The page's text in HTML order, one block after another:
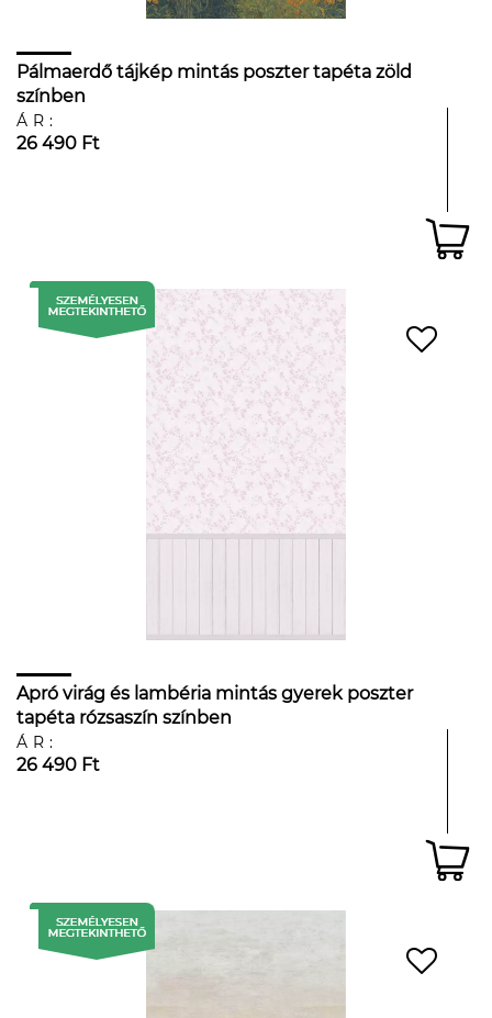
Pálmaerdő tájkép mintás poszter tapéta zöld
színben
ÁR:
26 490 Ft
Apró virág és lambéria mintás gyerek poszter
tapéta rózsaszín színben
ÁR:
26 490 Ft